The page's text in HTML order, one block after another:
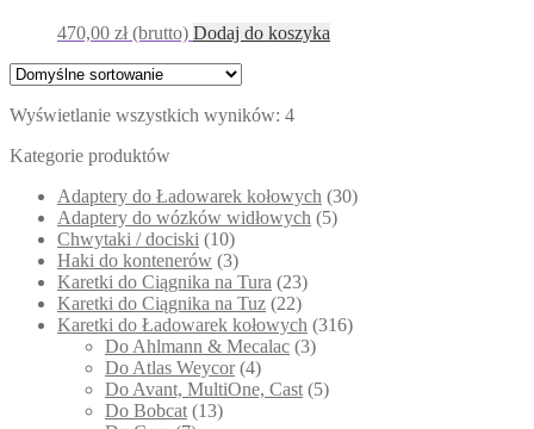
470,00 zł(brutto) Dodaj do koszyka
Wyświetlanie wszystkich wyników: 4
Kategorie produktów
Adaptery do Ładowarek kołowych (30)
Adaptery do wózków widłowych (5)
Chwytaki / dociski (10)
Haki do kontenerów (3)
Karetki do Ciągnika na Tura (23)
Karetki do Ciągnika na Tuz (22)
Karetki do Ładowarek kołowych (316)
Do Ahlmann & Mecalac (3)
Do Atlas Weycor (4)
Do Avant, MultiOne, Cast (5)
Do Bobcat (13)